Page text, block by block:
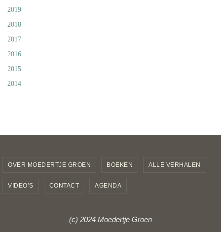
2019
2018
2017
2016
2015
2014
OVER MOEDERTJE GROEN BOEKEN ALLE VERHALEN
VIDEO’S CONTACT AGENDA
(c) 2024 Moedertje Groen